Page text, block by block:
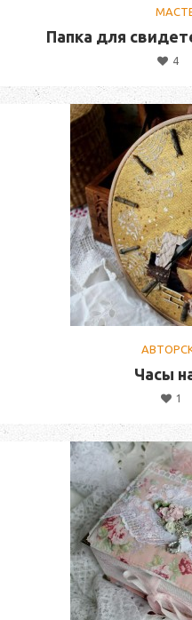
Папка для
4
Часы
1